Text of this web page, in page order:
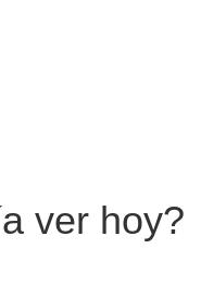
ver hoy?